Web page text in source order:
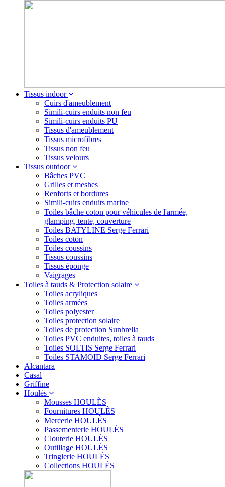
Tissus indoor
Cuirs d'ameublement
Simili-cuirs enduits non feu
Simili-cuirs enduits PU
Tissus d'ameublement
Tissus microfibres
Tissus non feu
Tissus velours
Tissus outdoor
Bâches PVC
Grilles et meshes
Renforts et bordures
Simili-cuirs enduits marine
Toiles bâche coton pour véhicules de l'armée,
glamping, tente, couverture
Toiles BATYLINE Serge Ferrari
Toiles coton
Toiles coussins
Tissus coussins
Tissus éponge
Vaigrages
Toiles à tauds & Protection solaire
Toiles acryliques
Toiles armées
Toiles polyester
Toiles protection solaire
Toiles de protection Sunbrella
Toiles PVC enduites, toiles à tauds
Toiles SOLTIS Serge Ferrari
Toiles STAMOID Serge Ferrari
Alcantara
Casal
Griffine
Houlès
Mousses HOULÈS
Fournitures HOULÈS
Mercerie HOULÈS
Passementerie HOULÈS
Clouterie HOULÈS
Outillage HOULÈS
Tringlerie HOULÈS
Collections HOULÈS